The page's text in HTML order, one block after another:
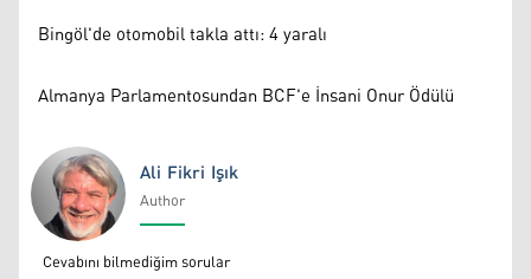
Bingöl'de otomobil takla attı: 4 yaralı
Almanya Parlamentosundan BCF'e İnsani Onur Ödülü
Ali Fikri Işık
Ali Fikri Işık
Author
Cevabını bilmediğim sorular